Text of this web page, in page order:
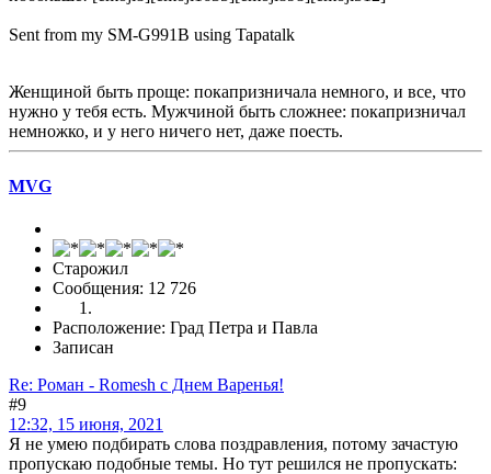
Sent from my SM-G991B using Tapatalk
Женщиной быть проще: покапризничала немного, и все, что
нужно у тебя есть. Мужчиной быть сложнее: покапризничал
немножко, и у него ничего нет, даже поесть.
MVG
Старожил
Сообщения: 12 726
Расположение: Град Петра и Павла
Записан
Re: Роман - Romesh с Днем Варенья!
#9
12:32, 15 июня, 2021
Я не умею подбирать слова поздравления, потому зачастую
пропускаю подобные темы. Но тут решился не пропускать: